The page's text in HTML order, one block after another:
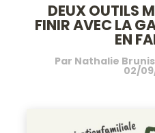
DEUX OUTILS
FINIR AVEC LA
EN
Par Nathalie
02/